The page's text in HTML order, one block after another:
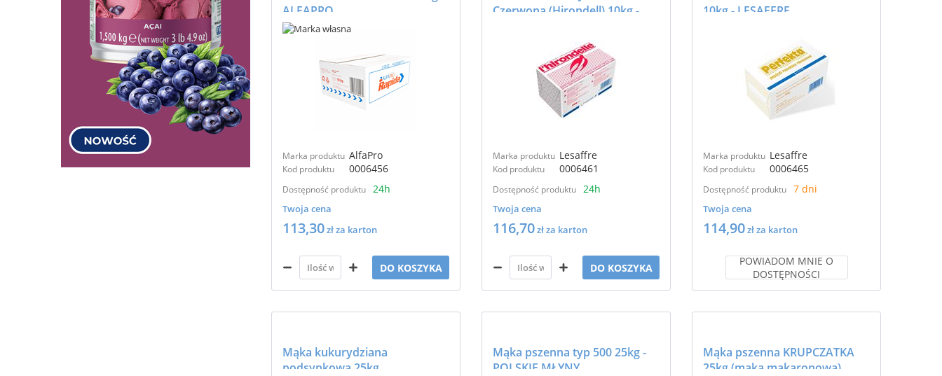
ALFAPRO
Marka produktu AlfaPro
Kod produktu 0006456
Dostępność produktu 24h
Twoja cena
113,30zł za karton
DO KOSZYKA
Czerwona (Hirondell) 10kg -
Marka produktu Lesaffre
Kod produktu 0006461
Dostępność produktu 24h
Twoja cena
116,70zł za karton
DO KOSZYKA
10kg - LESAFFRE
Marka produktu Lesaffre
Kod produktu 0006465
Dostępność produktu 7 dni
Twoja cena
114,90zł za karton
POWIADOM MNIE O
DOSTĘPNOŚCI
Mąka kukurydziana
podsypkowa 25kg
Mąka pszenna typ 500 25kg -
POLSKIE MŁYNY
Mąka pszenna KRUPCZATKA
25kg (mąka makaronowa)